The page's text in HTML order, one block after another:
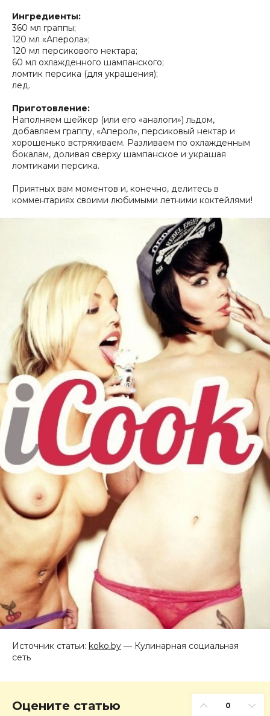
Ингредиенты:
360 мл граппы;
120 мл «Аперола»;
120 мл персикового нектара;
60 мл охлажденного шампанского;
ломтик персика (для украшения);
лед.
Приготовление:
Наполняем шейкер (или его «аналоги») льдом,
добавляем граппу, «Аперол», персиковый нектар и
хорошенько встряхиваем. Разливаем по охлажденным
бокалам, доливая сверху шампанское и украшая
ломтиками персика.
Приятных вам моментов и, конечно, делитесь в
комментариях своими любимыми летними коктейлями!
Источник статьи: koko.by — Кулинарная социальная
сеть
Оцените статью 0